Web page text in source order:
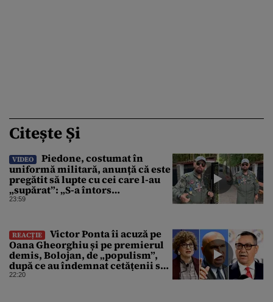
Citește Și
VIDEO
Piedone, costumat în
uniformă militară, anunță că este
pregătit să lupte cu cei care l-au
„supărat”: „S-a întors
boomerangul”
23:59
REACȚIE
Victor Ponta îi acuză pe
Oana Gheorghiu și pe premierul
demis, Bolojan, de „populism”,
după ce au îndemnat cetățenii să
reducă consumul energetic
22:20